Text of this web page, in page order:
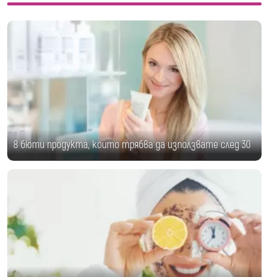
8 бюти продукта, които трябва да използвате след 30